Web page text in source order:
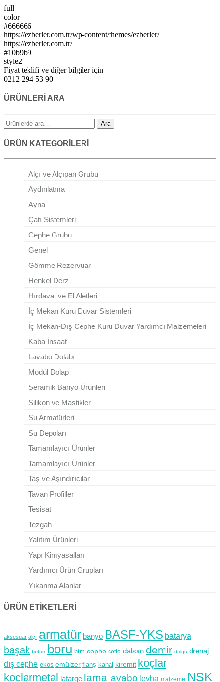
full
color
#666666
https://ezberler.com.tr/wp-content/themes/ezberler/
https://ezberler.com.tr/
#10b9b9
style2
Fiyat teklifi ve diğer bilgiler için
0212 294 53 90
ÜRÜNLERİ ARA
Ara
ÜRÜN KATEGORİLERİ
Alçı ve Alçıpan Grubu
Aydınlatma
Ayna
Çatı Sistemleri
Cephe Grubu
Genel
Gömme Rezervuar
Henkel Derz
Hırdavat ve El Aletleri
İç Mekan Kuru Duvar Sistemleri
İç Mekan-Dış Cephe Kuru Duvar Yardımcı Malzemeleri
Kaba İnşaat
Lavabo Dolabı
Modül Dolap
Seramik Banyo Ürünleri
Silikon ve Mastikler
Su Armatürleri
Su Depoları
Tamamlayıcı Ürünler
Tamamlayıcı Ürünler
Taş ve Aşındırıcılar
Tavan Profiller
Tesisat
Tezgah
Yalıtım Ürünleri
Yapı Kimyasalları
Yardımcı Ürün Grupları
Yıkanma Alanları
ÜRÜN ETİKETLERİ
aksesuar alçı armatür banyo BASF-YKS batarya
başak beton boru btm cephe cotto dalsan demir dolgu drenaj
dış cephe ekos emülzer flanş kanal kiremit koçlar
koçlarmetal lafarge lama lavabo levha malzeme NSK